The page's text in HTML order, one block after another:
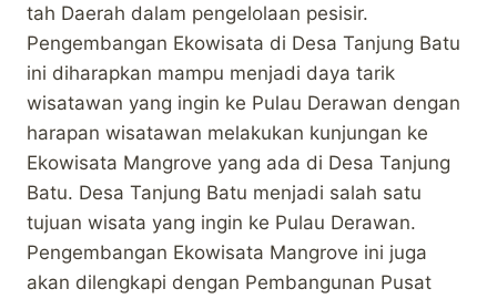
tah Daerah dalam pengelolaan pesisir.
Pengembangan Ekowisata di Desa Tanjung Batu
ini diharapkan mampu menjadi daya tarik
wisatawan yang ingin ke Pulau Derawan dengan
harapan wisatawan melakukan kunjungan ke
Ekowisata Mangrove yang ada di Desa Tanjung
Batu. Desa Tanjung Batu menjadi salah satu
tujuan wisata yang ingin ke Pulau Derawan.
Pengembangan Ekowisata Mangrove ini juga
akan dilengkapi dengan Pembangunan Pusat